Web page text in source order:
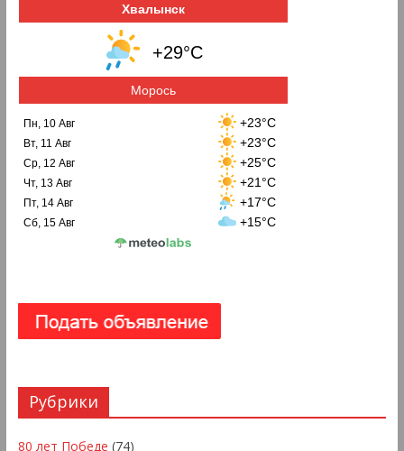
Хвалынск
+29°C
Морось
Пн, 10 Авг +23°C
Вт, 11 Авг +23°C
Ср, 12 Авг +25°C
Чт, 13 Авг +21°C
Пт, 14 Авг +17°C
Сб, 15 Авг +15°C
Рубрики
80 лет Победе (74)